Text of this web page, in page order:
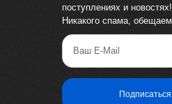
поступлениях и новостях!
Никакого спама, обещаем.
Ваш E-Mail
Подписаться